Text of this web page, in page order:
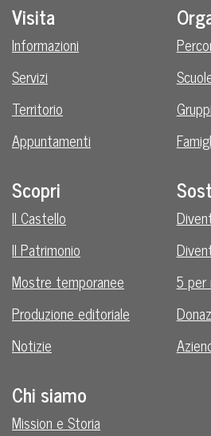
Visita
Informazioni
Servizi
Territorio
Appuntamenti
Gruppi
Scopri
Il Castello
Il Patrimonio
Mostre temporanee
Produzione editoriale
Notizie
5 per
Chi siamo
Mission e Storia